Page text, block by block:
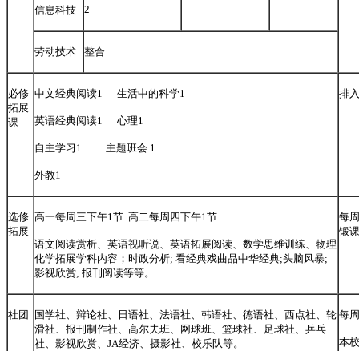
信息科技 2
劳动技术 整合
必修
拓展
课
中文经典阅读1 生活中的科学1
英语经典阅读1 心理1
自主学习1 主题班会 1
外教1
排
选修
拓展
高一每周三下午1节 高二每周四下午1节
语文阅读赏析、英语视听说、英语拓展阅读、数学思维训练、物理
化学拓展学科内容；时政分析; 看经典戏曲品中华经典;头脑风暴;
影视欣赏; 报刊阅读等等。
每
锻课
社团
国学社、辩论社、日语社、法语社、韩语社、德语社、西点社、轮
滑社、报刊制作社、高尔夫班、网球班、篮球社、足球社、乒乓
社、影视欣赏、JA经济、摄影社、校乐队等。
每
本